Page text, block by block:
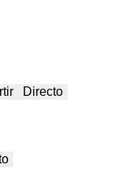
Directo